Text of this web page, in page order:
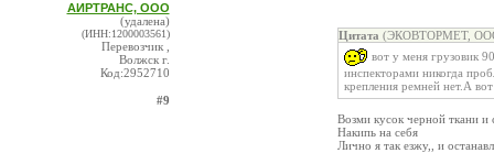
АИРТРАНС, ООО
(удалена)
(ИНН:1200003561)
Перевозчик ,
Волжск г.
Код:2952710
#9
Цитата (ЭКОВТОРМЕТ, ООО
вот у меня грузовик
инспекторами никогда
крепления ремней нет.А
Возми кусок черной ткани и
Накипь на себя
Лично я так езжу,, и